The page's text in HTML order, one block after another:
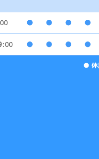
● ● ● ●
● ● ● ●
●